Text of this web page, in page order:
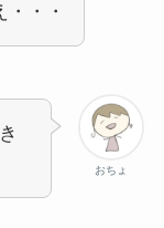
・・
おちょ